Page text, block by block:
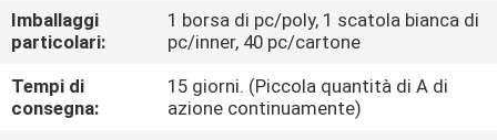
CONTATTICI
NOTIZIE
Imballaggi
particolari:
1 borsa di pc/poly, 1 scatola bianca di
pc/inner, 40 pc/cartone
Tempi di
consegna:
15 giorni. (Piccola quantità di A di
azione continuamente)